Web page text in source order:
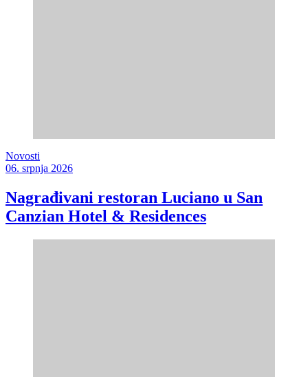
Novosti
06. srpnja 2026
Nagrađivani restoran Luciano u San
Canzian Hotel & Residences